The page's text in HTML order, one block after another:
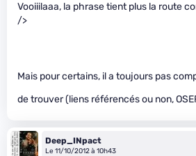
Vooiiilaaa, la phrase tient plus la route
/>
Mais pour certains, il a toujours pas
de trouver (liens référencés ou non,
Deep_INpact
Le 11/10/2012 à 10h43